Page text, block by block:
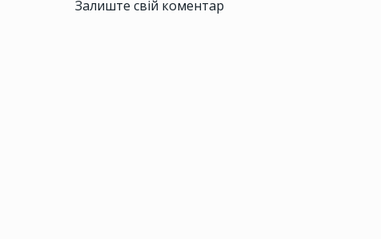
Залиште свій коментар